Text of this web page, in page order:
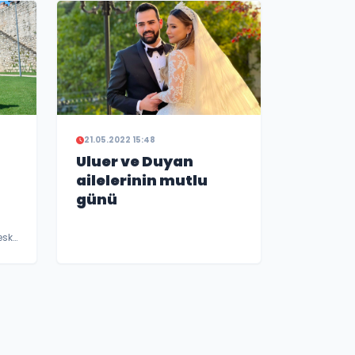
21.05.2022 15:48
Uluer ve Duyan
ailelerinin mutlu
günü